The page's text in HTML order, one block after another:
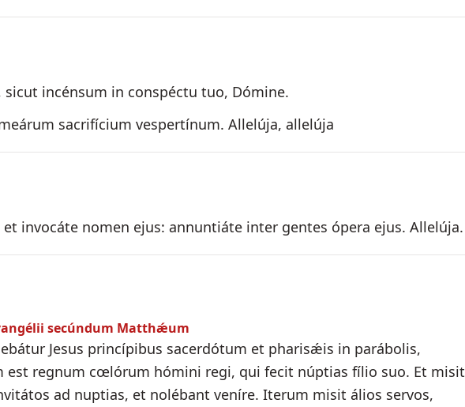
incénsum in conspéctu tuo, Dómine.
sacrifícium vespertínum. Allelúja, allelúja
invocáte nomen ejus: annuntiáte inter gentes ópera ejus. Allelúja.
secúndum Matthǽum
Jesus princípibus sacerdótum et pharisǽis in parábolis,
est regnum cœlórum hómini regi, qui fecit núptias fílio suo. Et misit
ad nuptias, et nolébant veníre. Iterum misit álios servos,